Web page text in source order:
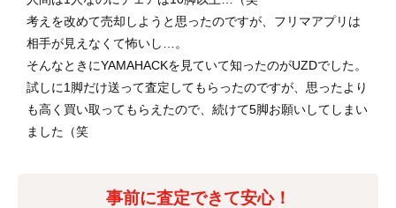
考えを改めて売却しようと思ったのですが、フリマアプリは
相手が見えなくて怖いし…。
そんなときにYAMAHACKを見ていて知ったのがUZDでした。
試しに1脚だけ送って査定してもらったのですが、思ったより
も高く買い取ってもらえたので、続けて5脚お願いしてしまい
ました（笑
事前に査定できて安心！